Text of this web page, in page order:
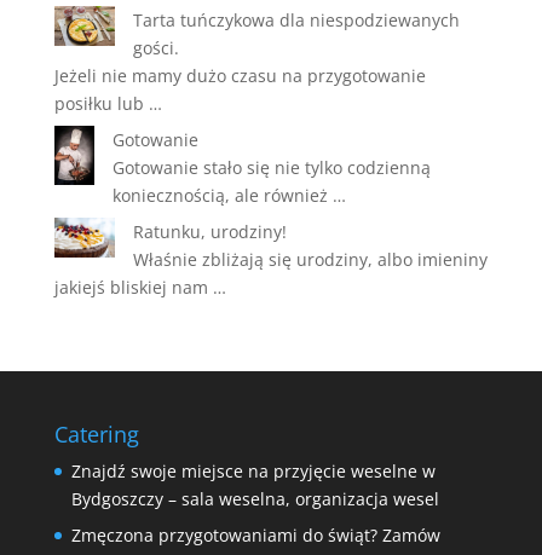
Tarta tuńczykowa dla niespodziewanych
gości.
Jeżeli nie mamy dużo czasu na przygotowanie
posiłku lub …
Gotowanie
Gotowanie stało się nie tylko codzienną
koniecznością, ale również …
Ratunku, urodziny!
Właśnie zbliżają się urodziny, albo imieniny
jakiejś bliskiej nam …
Catering
Znajdź swoje miejsce na przyjęcie weselne w
Bydgoszczy – sala weselna, organizacja wesel
Zmęczona przygotowaniami do świąt? Zamów